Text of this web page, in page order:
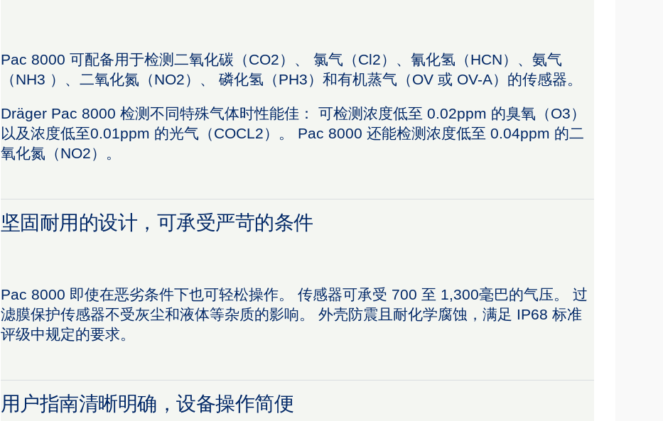
Pac 8000 可配备用于检测二氧化碳（CO2）、 氯气（Cl2）、氰化氢（HCN）、氨气
（NH3 ）、二氧化氮（NO2）、 磷化氢（PH3）和有机蒸气（OV 或 OV-A）的传感器。
Dräger Pac 8000 检测不同特殊气体时性能佳： 可检测浓度低至 0.02ppm 的臭氧（O3）
以及浓度低至0.01ppm 的光气（COCL2）。 Pac 8000 还能检测浓度低至 0.04ppm 的二
氧化氮（NO2）。
坚固耐用的设计，可承受严苛的条件
Pac 8000 即使在恶劣条件下也可轻松操作。 传感器可承受 700 至 1,300毫巴的气压。 过
滤膜保护传感器不受灰尘和液体等杂质的影响。 外壳防震且耐化学腐蚀，满足 IP68 标准
评级中规定的要求。
用户指南清晰明确，设备操作简便